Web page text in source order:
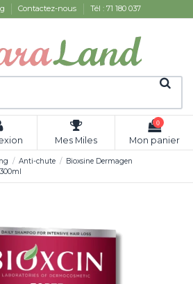
Contactez-nous Tél : 71 180 037
Mes Miles
0
Mon panier
Anti-chute
Bioxsine Dermagen